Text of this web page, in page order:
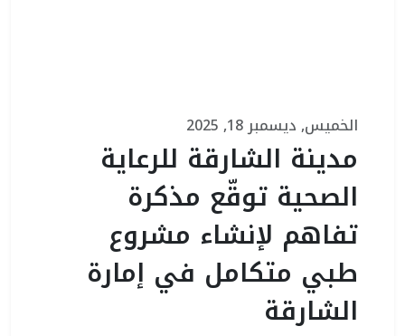
الخميس, ديسمبر 18, 2025
مدينة الشارقة للرعاية
الصحية توقّع مذكرة
تفاهم لإنشاء مشروع
طبي متكامل في إمارة
الشارقة